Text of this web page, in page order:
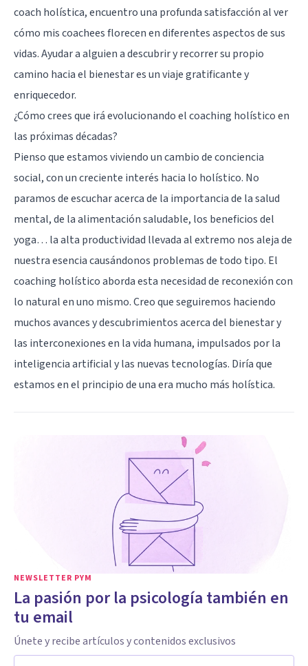
coach holística, encuentro una profunda satisfacción al ver
cómo mis coachees florecen en diferentes aspectos de sus
vidas. Ayudar a alguien a descubrir y recorrer su propio
camino hacia el bienestar es un viaje gratificante y
enriquecedor.
¿Cómo crees que irá evolucionando el coaching holístico en
las próximas décadas?
Pienso que estamos viviendo un cambio de conciencia
social, con un creciente interés hacia lo holístico. No
paramos de escuchar acerca de la importancia de la salud
mental, de la alimentación saludable, los beneficios del
yoga… la alta productividad llevada al extremo nos aleja de
nuestra esencia causándonos problemas de todo tipo. El
coaching holístico aborda esta necesidad de reconexión con
lo natural en uno mismo. Creo que seguiremos haciendo
muchos avances y descubrimientos acerca del bienestar y
las interconexiones en la vida humana, impulsados por la
inteligencia artificial y las nuevas tecnologías. Diría que
estamos en el principio de una era mucho más holística.
NEWSLETTER PYM
La pasión por la psicología también en
tu email
Únete y recibe artículos y contenidos exclusivos